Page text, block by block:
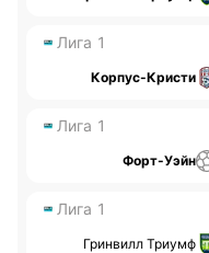
Лига 1
Корпус-Кристи
Лига 1
Форт-Уэйн
Лига 1
Гринвилл Триумф